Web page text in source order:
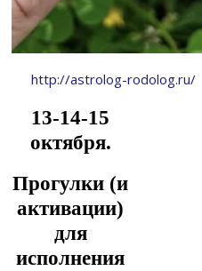
http://astrolog-rodolog.ru/
13-14-15
октября.
Прогулки (и
активации)
для
исполнения